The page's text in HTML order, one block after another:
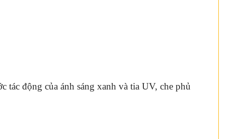
tác động của ánh sáng xanh và tia UV, che phủ